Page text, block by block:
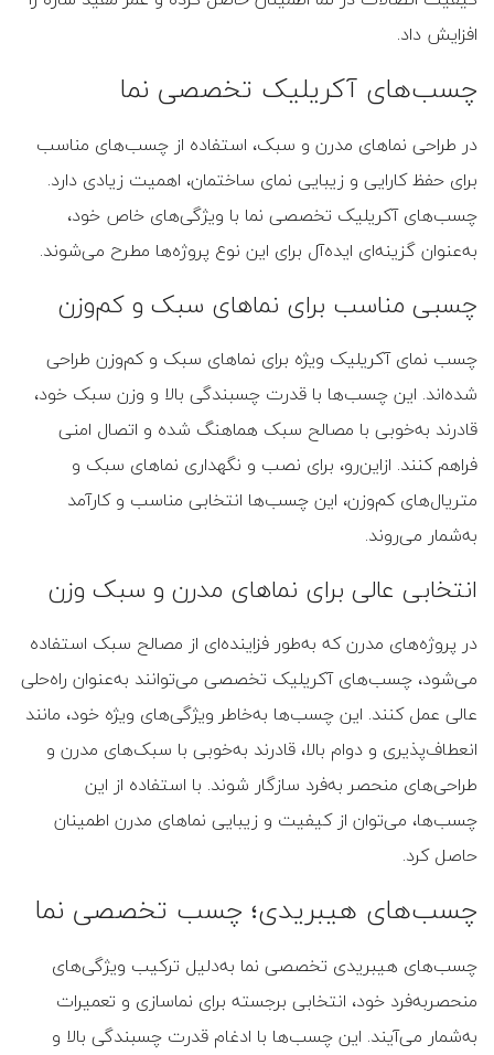
افزایش داد.
چسب‌های آکریلیک تخصصی نما
در طراحی نماهای مدرن و سبک، استفاده از چسب‌های مناسب
برای حفظ کارایی و زیبایی نمای ساختمان، اهمیت زیادی دارد.
چسب‌های آکریلیک تخصصی نما با ویژگی‌های خاص خود،
به‌عنوان گزینه‌ای ایده‌آل برای این نوع پروژه‌ها مطرح می‌شوند.
چسبی مناسب برای نماهای سبک و کم‌وزن
چسب‌ نمای آکریلیک ‌ویژه برای نماهای سبک و کم‌وزن طراحی
شده‌اند. این چسب‌ها با قدرت چسبندگی بالا و وزن سبک خود،
قادرند به‌خوبی با مصالح سبک هماهنگ شده و اتصال امنی
فراهم کنند. ازاین‌رو، برای نصب و نگهداری نماهای سبک و
متریال‌های کم‌وزن، این چسب‌ها انتخابی مناسب و کارآمد
به‌شمار می‌روند.
انتخابی عالی برای نماهای مدرن و سبک‌ وزن
در پروژه‌های مدرن که به‌طور فزاینده‌ای از مصالح سبک استفاده
می‌شود، چسب‌های آکریلیک تخصصی می‌توانند به‌عنوان راه‌حلی
عالی عمل کنند. این چسب‌ها به‌خاطر ویژگی‌های ویژه خود، مانند
انعطاف‌پذیری و دوام بالا، قادرند به‌خوبی با سبک‌های مدرن و
طراحی‌های منحصر به‌فرد سازگار شوند. با استفاده از این
چسب‌ها، می‌توان از کیفیت و زیبایی نماهای مدرن اطمینان
حاصل کرد.
چسب‌های هیبریدی؛ چسب تخصصی نما
چسب‌های هیبریدی تخصصی نما به‌دلیل ترکیب ویژگی‌های
منحصربه‌فرد خود، انتخابی برجسته برای نماسازی و تعمیرات
به‌شمار می‌آیند. این چسب‌ها با ادغام قدرت چسبندگی بالا و